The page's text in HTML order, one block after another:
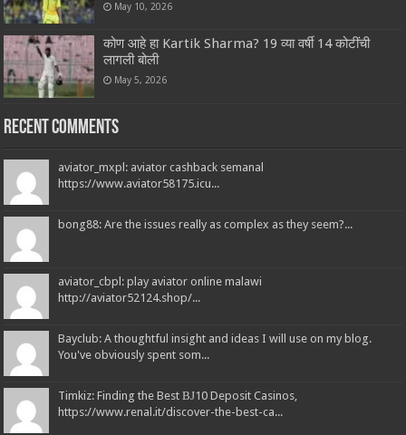
May 10, 2026
कोण आहे हा Kartik Sharma? 19 व्या वर्षी 14 कोटींची
लागली बोली
May 5, 2026
Recent Comments
aviator_mxpl: aviator cashback semanal
https://www.aviator58175.icu...
bong88: Are the issues really as complex as they seem?...
aviator_cbpl: play aviator online malawi
http://aviator52124.shop/...
Bayclub: A thoughtful insight and ideas I will use on my blog.
You've obviously spent som...
Timkiz: Finding the Best ВЈ10 Deposit Casinos,
https://www.renal.it/discover-the-best-ca...